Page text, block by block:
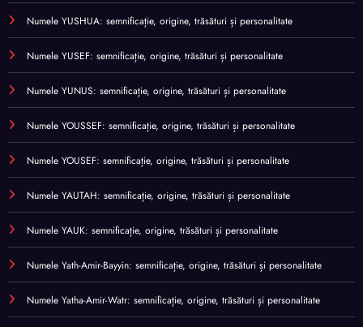
Numele YUSHUA: semnificație, origine, trăsături și personalitate
Numele YUSEF: semnificație, origine, trăsături și personalitate
Numele YUNUS: semnificație, origine, trăsături și personalitate
Numele YOUSSEF: semnificație, origine, trăsături și personalitate
Numele YOUSEF: semnificație, origine, trăsături și personalitate
Numele YAUTAH: semnificație, origine, trăsături și personalitate
Numele YAUK: semnificație, origine, trăsături și personalitate
Numele Yath-Amir-Bayyin: semnificație, origine, trăsături și personalitate
Numele Yatha-Amir-Watr: semnificație, origine, trăsături și personalitate